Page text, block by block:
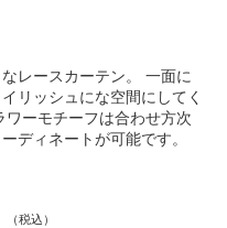
レースカーテン。 一面に
リッシュにな空間にしてく
ーモチーフは合わせ方次
ディネートが可能です。
（税込）